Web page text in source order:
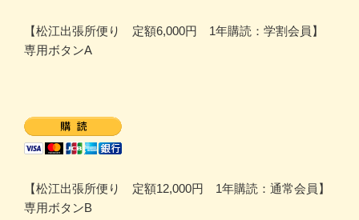
【松江出張所便り 定額6,000円 1年購読：学割会員】
専用ボタンA
【松江出張所便り 定額12,000円 1年購読：通常会員】
専用ボタンB